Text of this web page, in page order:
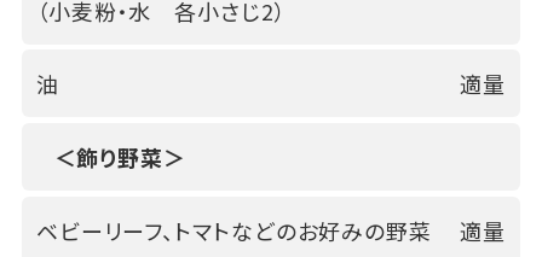
（小麦粉・水 各小さじ2）
油 適量
＜飾り野菜＞
ベビーリーフ、トマトなどのお好みの野菜 適量